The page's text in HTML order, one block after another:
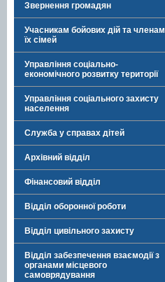
Звернення громадян
Учасникам бойових дій та членам
їх сімей
Управління соціально-
економічного розвитку території
Управління соціального захисту
населення
Служба у справах дітей
Архівний відділ
Фінансовий відділ
Відділ оборонної роботи
Відділ цивільного захисту
Відділ забезпечення взаємодії з
органами місцевого
самоврядування